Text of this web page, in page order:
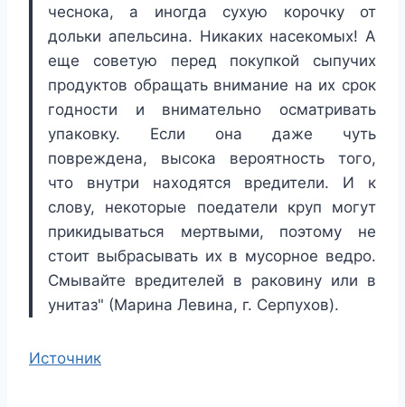
чеснока, а иногда сухую корочку от
дольки апельсина. Никаких насекомых! А
еще советую перед покупкой сыпучих
продуктов обращать внимание на их срок
годности и внимательно осматривать
упаковку. Если она даже чуть
повреждена, высока вероятность того,
что внутри находятся вредители. И к
слову, некоторые поедатели круп могут
прикидываться мертвыми, поэтому не
стоит выбрасывать их в мусорное ведро.
Смывайте вредителей в раковину или в
унитаз" (Марина Левина, г. Серпухов).
Источник